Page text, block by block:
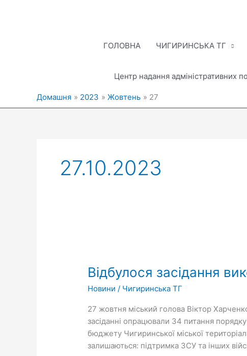
ГОЛОВНА
ЧИГИРИНСЬКА ТГ
Центр надання адміністративних
Домашня 2023 Жовтень 27
27.10.2023
Відбулося засідання
Новини / Чигиринська ТГ
27 жовтня міський голова Віктор
засіданні опрацювали 34 питання
бюджету Чигиринської міської
залишаються: підтримка ЗСУ та інших
виконавчого
комітету